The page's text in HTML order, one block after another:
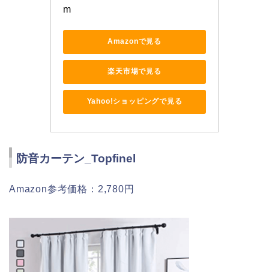
m
Amazonで見る
楽天市場で見る
Yahoo!ショッピングで見る
防音カーテン_Topfinel
Amazon参考価格：2,780円